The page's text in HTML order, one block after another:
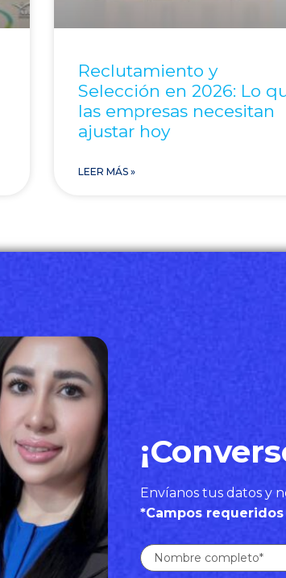
Reclutamiento y
Selección en 2026: Lo
las empresas necesitan
ajustar hoy
LEER MÁS »
Envíanos tus datos y
*Campos requeridos